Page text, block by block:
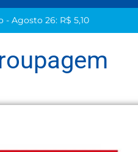
- Agosto 26: R$ 5,10